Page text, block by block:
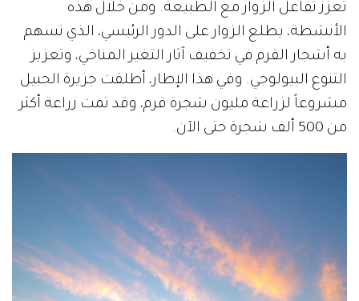
تعزز تفاعل الزوار مع الطبيعة. ومن خلال هذه
الأنشطة، يطلع الزوار على الدور الرئيسي، الذي تسهم
به أشجار القرم في تخفيف آثار التغير المناخي، وتعزيز
التنوع البيولوجي. وفي هذا الإطار، أطلقت جزيرة الجبيل
مشروعاً لزراعة مليون شجرة قرم، وقد تمت زراعة أكثر
من 500 ألف شجرة حتى الآن.